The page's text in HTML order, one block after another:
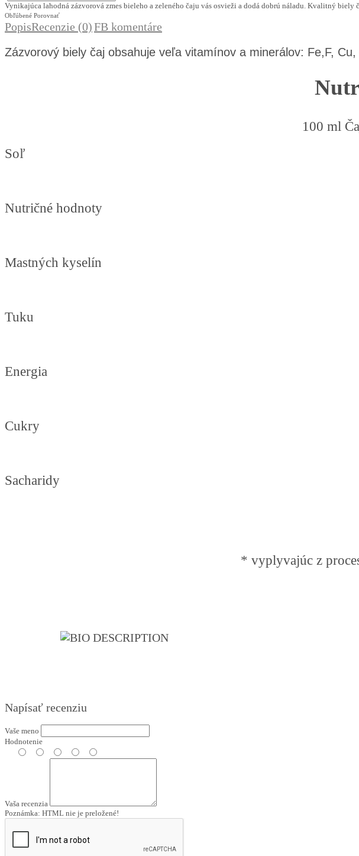
Vynikajúca lahodná zázvorová zmes bieleho a zeleného čaju vás osvieži a dodá dobrú náladu. Kvalitný
Obľúbené Porovnať
PopisRecenzie (0)FB komentáre
Zázvorový biely čaj obsahuje veľa vitamínov a minerálov: Fe,F,
100 ml
Soľ
Nutričné hodnoty
Mastných kyselín
Tuku
Energia
Cukry
Sacharidy
* vyplyvajúc z
Napísať recenziu
Vaše meno
Hodnotenie
Vaša recenzia
Poznámka: HTML nie je preložené!